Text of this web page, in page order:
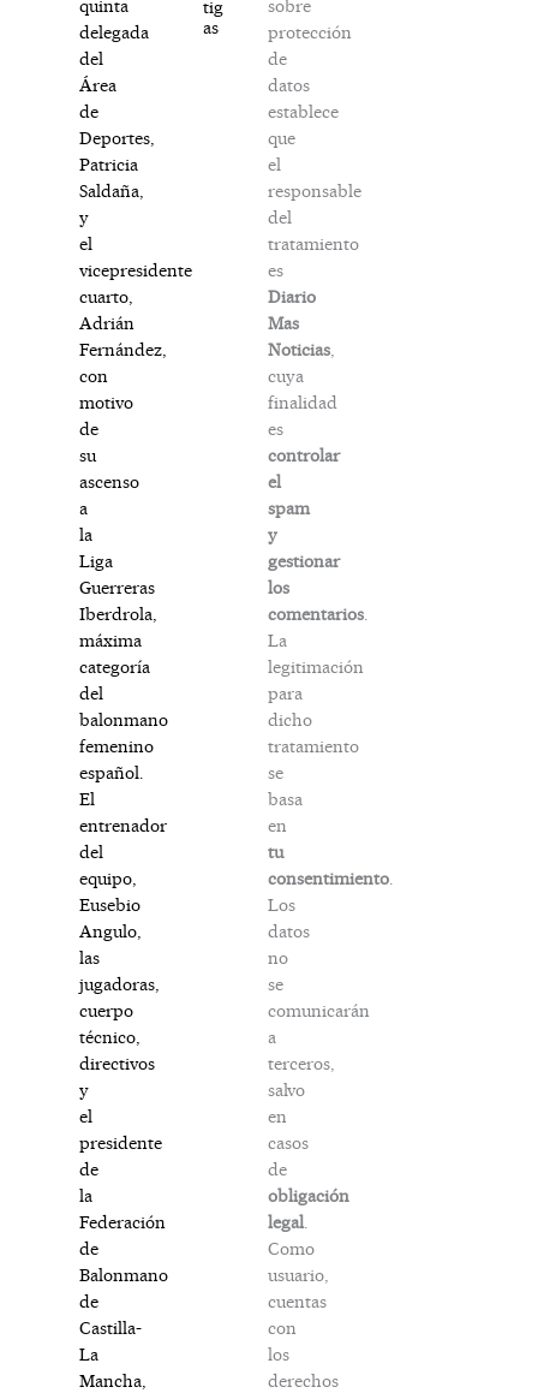
quinta
delegada
del
Área
de
Deportes,
Patricia
Saldaña,
y
el
vicepresidente
cuarto,
Adrián
Fernández,
con
motivo
de
su
ascenso
a
la
Liga
Guerreras
Iberdrola,
máxima
categoría
del
balonmano
femenino
español.
El
entrenador
del
equipo,
Eusebio
Angulo,
las
jugadoras,
cuerpo
técnico,
directivos
y
el
presidente
de
la
Federación
de
Balonmano
de
Castilla-
La
Mancha,
tig
as
sobre
protección
de
datos
establece
que
el
responsable
del
tratamiento
es
Diario
Mas
Noticias
cuya
finalidad
es
controlar
el
spam
y
gestionar
los
comentarios
La
legitimación
para
dicho
tratamiento
se
basa
en
tu
consentimiento
Los
datos
no
se
comunicarán
a
terceros,
salvo
en
casos
de
obligación
legal
Como
usuario,
cuentas
con
los
derechos